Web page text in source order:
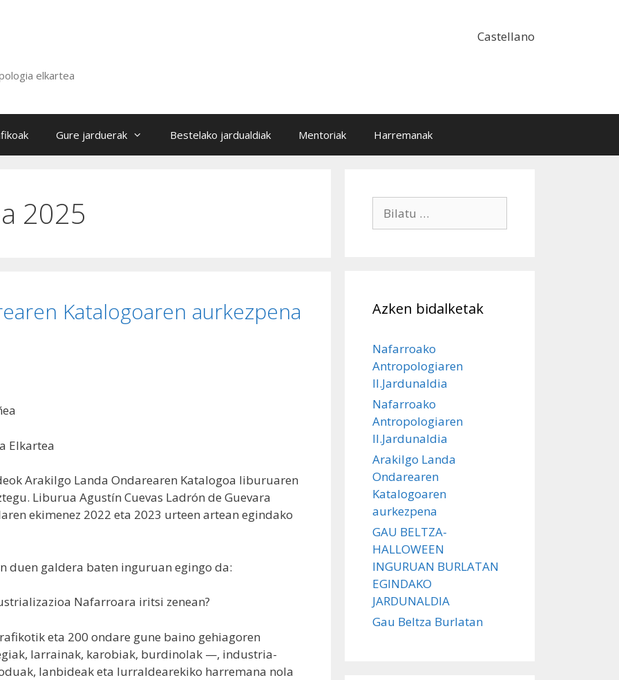
Castellano
elkartea
Gure jarduerak Bestelako jardualdiak Mentoriak Harremanak
2025
Katalogoaren aurkezpena
Elkartea
Arakilgo Landa Ondarearen Katalogoa liburuaren
Liburua Agustín Cuevas Ladrón de Guevara
ekimenez 2022 eta 2023 urteen artean egindako
duen galdera baten inguruan egingo da:
Nafarroara iritsi zenean?
eta 200 ondare gune baino gehiagoren
larrainak, karobiak, burdinolak —, industria-
lanbideak eta lurraldearekiko harremana nola
Azken bidalketak
Nafarroako
Antropologiaren
II.Jardunaldia
Nafarroako
Antropologiaren
II.Jardunaldia
Arakilgo Landa
Ondarearen
Katalogoaren
aurkezpena
GAU BELTZA-
HALLOWEEN
INGURUAN BURLATAN
EGINDAKO
JARDUNALDIA
Gau Beltza Burlatan